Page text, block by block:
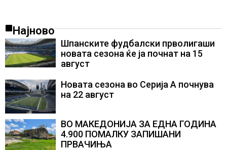
Најново
Шпанските фудбалски прволигаши
новата сезона ќе ја почнат на 15
август
Новата сезона во Серија А почнува
на 22 август
ВО МАКЕДОНИЈА ЗА ЕДНА ГОДИНА
4.900 ПОМАЛКУ ЗАПИШАНИ
ПРВАЧИЊА